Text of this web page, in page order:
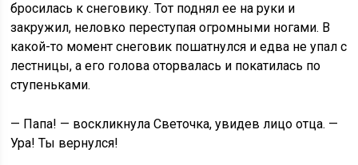
бросилась к снеговику. Тот поднял ее на руки и
закружил, неловко переступая огромными ногами. В
какой-то момент снеговик пошатнулся и едва не упал с
лестницы, а его голова оторвалась и покатилась по
ступеньками.
— Папа! — воскликнула Светочка, увидев лицо отца. —
Ура! Ты вернулся!